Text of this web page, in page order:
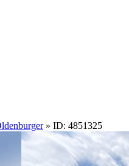
» ID: 4851325